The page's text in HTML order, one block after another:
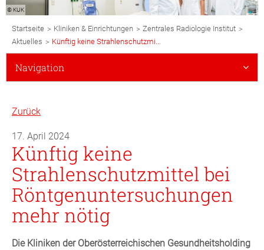
© KUK
Breadcrumb
Navigation
Startseite > Kliniken & Einrichtungen > Zentrales Radiologie Institut >
Aktuelles > Künftig keine Strahlenschutzmi...
Subnavigation
Mobile
Navigation
Zurück
17. April 2024
Künftig keine
Strahlenschutzmittel bei
Röntgenuntersuchungen
mehr nötig
Die Kliniken der Oberösterreichischen Gesundheitsholding